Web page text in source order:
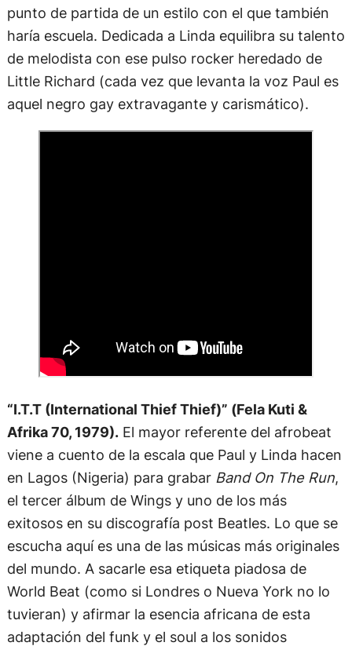
punto de partida de un estilo con el que también
haría escuela. Dedicada a Linda equilibra su talento
de melodista con ese pulso rocker heredado de
Little Richard (cada vez que levanta la voz Paul es
aquel negro gay extravagante y carismático).
“I.T.T (International Thief Thief)” (Fela Kuti &
Afrika 70, 1979).El mayor referente del afrobeat
viene a cuento de la escala que Paul y Linda hacen
en Lagos (Nigeria) para grabar Band On The Run,
el tercer álbum de Wings y uno de los más
exitosos en su discografía post Beatles. Lo que se
escucha aquí es una de las músicas más originales
del mundo. A sacarle esa etiqueta piadosa de
World Beat (como si Londres o Nueva York no lo
tuvieran) y afirmar la esencia africana de esta
adaptación del funk y el soul a los sonidos